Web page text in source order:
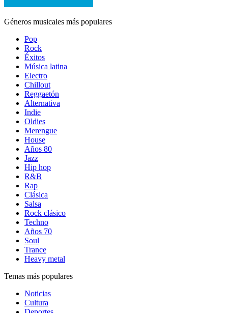
Géneros musicales más populares
Pop
Rock
Éxitos
Música latina
Electro
Chillout
Reggaetón
Alternativa
Indie
Oldies
Merengue
House
Años 80
Jazz
Hip hop
R&B
Rap
Clásica
Salsa
Rock clásico
Techno
Años 70
Soul
Trance
Heavy metal
Temas más populares
Noticias
Cultura